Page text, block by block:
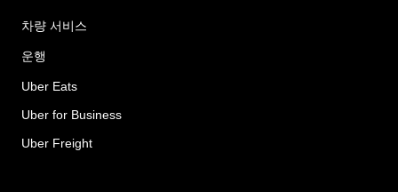
차량 서비스
운행
Uber Eats
Uber for Business
Uber Freight